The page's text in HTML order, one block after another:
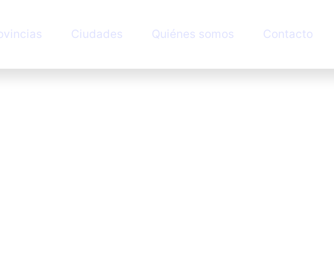
Ciudades Quiénes somos Contacto